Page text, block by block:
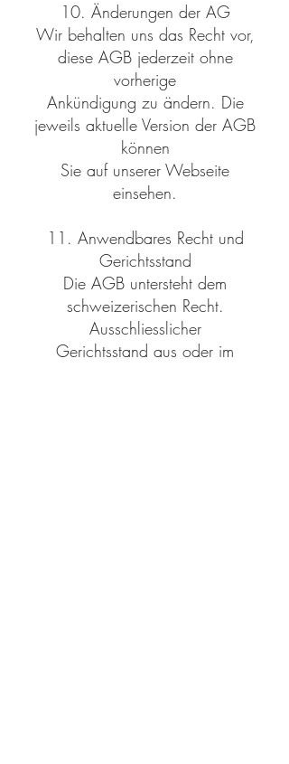
10. Änderungen der AG
Wir behalten uns das Recht vor,
diese AGB jederzeit ohne
vorherige
Ankündigung zu ändern. Die
jeweils aktuelle Version der AGB
können
Sie auf unserer Webseite
einsehen.
11. Anwendbares Recht und
Gerichtsstand
Die AGB untersteht dem
schweizerischen Recht.
Ausschliesslicher
Gerichtsstand aus oder im